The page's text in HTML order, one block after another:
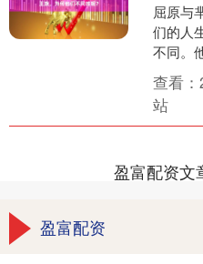
屈原与
们的人
不同。
这一姓
位。古
查看：
站
盈富配资文
盈富配资